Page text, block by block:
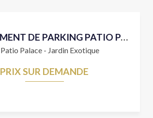
EMPLACEMENT DE PARKING PATIO PALACE
Patio Palace - Jardin Exotique
PRIX SUR DEMANDE